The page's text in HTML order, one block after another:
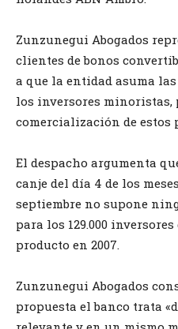
Zunzunegui Abogados
clientes de bonos
a que la entidad asuma
los inversores minoristas,
comercialización de estos
El despacho argumenta
canje del día 4 de los
septiembre no supone
para los 129.000
producto en 2007.
Zunzunegui Abogados
propuesta el banco trata